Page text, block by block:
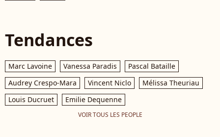
Tendances
Marc Lavoine Vanessa Paradis
Pascal Bataille
Audrey Crespo-Mara
Vincent Niclo
Mélissa Theuriau
Louis Ducruet
Emilie Dequenne
VOIR TOUS LES PEOPLE